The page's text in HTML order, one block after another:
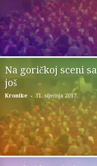
Na goričkoj sceni
još
Kronike - 31. siječnja 2017.